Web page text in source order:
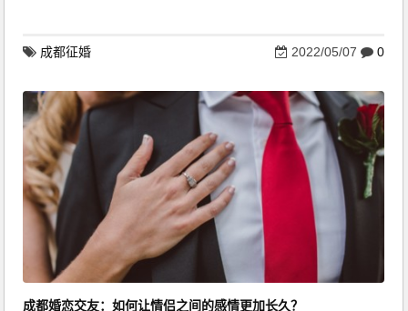
成都征婚 2022/05/07 0
成都婚恋交友：如何让情侣之间的感情更加长久？